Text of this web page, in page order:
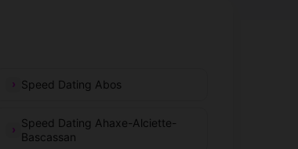
Speed Dating Abos
Speed Dating Ahaxe-Alciette-
Bascassan